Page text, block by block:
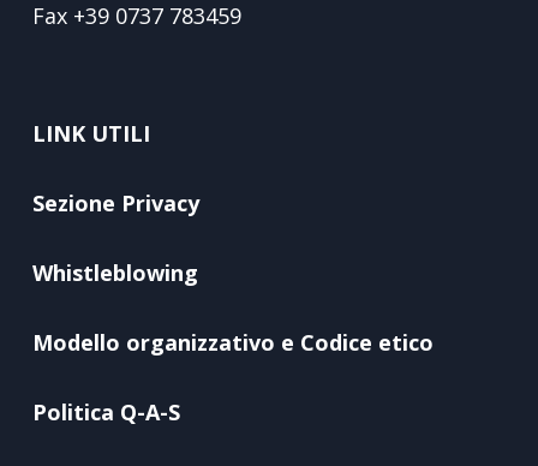
Fax +39 0737 783459
LINK UTILI
Sezione Privacy
Whistleblowing
Modello organizzativo e Codice etico
Politica Q-A-S